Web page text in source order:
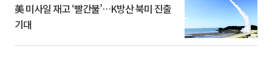
美 미사일 재고 ‘빨간불’…K방산 북미 진출
기대